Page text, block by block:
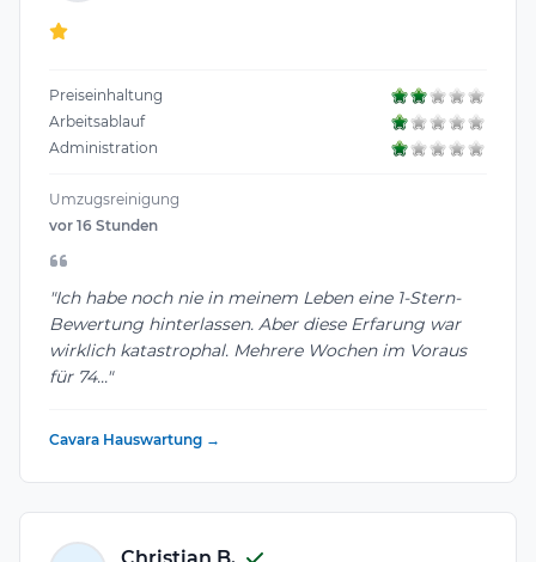
Preiseinhaltung
Arbeitsablauf
Administration
Umzugsreinigung
vor 16 Stunden
"Ich habe noch nie in meinem Leben eine 1-Stern-
Bewertung hinterlassen. Aber diese Erfarung war
wirklich katastrophal. Mehrere Wochen im Voraus
für 74..."
Cavara Hauswartung →